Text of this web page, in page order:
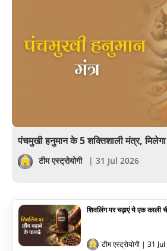
खेल
सेलिब्रिटी
योग
अन्य
पंचमुखी हनुमान के 5 शक्तिशाली मंत्र,
टीम एस्ट्रोयोगी | 31 Jul 2026
शिवलिंग पर चढ़ाएं ये एक काली
टीम एस्ट्रोयोगी | 31